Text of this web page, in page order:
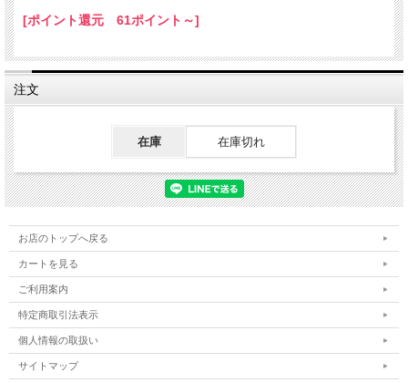
[ポイント還元 61ポイント～]
注文
在庫 在庫切れ
お店のトップへ戻る
カートを見る
ご利用案内
特定商取引法表示
個人情報の取扱い
サイトマップ